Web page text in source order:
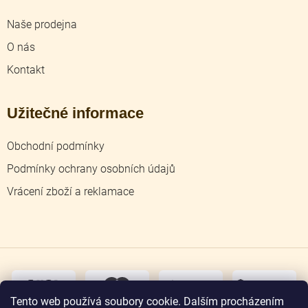
Tento web používá soubory cookie. Dalším procházením
Naše prodejna
O nás
Kontakt
Užitečné informace
Obchodní podmínky
Podmínky ochrany osobních údajů
Vrácení zboží a reklamace